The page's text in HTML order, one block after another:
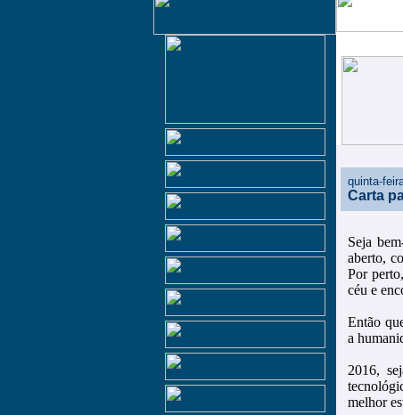
quinta-
Carta
Seja
aberto,
Por
céu e
Então
a
2016,
melhor